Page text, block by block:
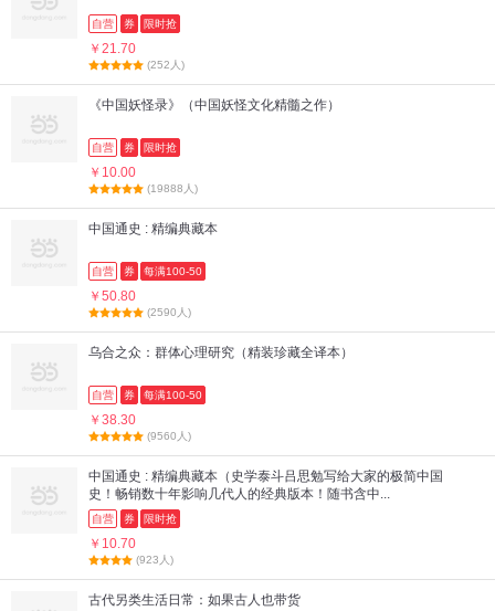
自营 券 限时抢
￥21.70
(252人)
《中国妖怪录》（中国妖怪文化精髓之作）
自营 券 限时抢
￥10.00
(19888人)
中国通史 : 精编典藏本
自营 券 每满100-50
￥50.80
(2590人)
乌合之众：群体心理研究（精装珍藏全译本）
自营 券 每满100-50
￥38.30
(9560人)
中国通史 : 精编典藏本（史学泰斗吕思勉写给大家的极简中国
史！畅销数十年影响几代人的经典版本！随书含中...
自营 券 限时抢
￥10.70
(923人)
古代另类生活日常：如果古人也带货